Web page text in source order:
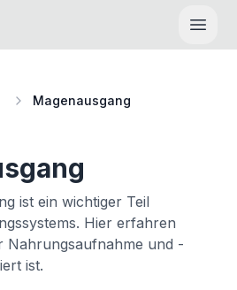
Magenausgang
ist ein wichtiger Teil
Hier erfahren
Nahrungsaufnahme und -
ist.